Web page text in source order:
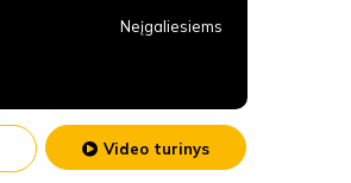
Neįgaliesiems
Video turinys